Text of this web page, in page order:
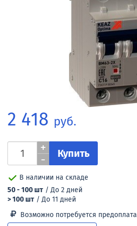
2 418 руб.
-
+ Купить
В наличии на складе
50 - 100 шт / До 2 дней
> 100 шт / До 11 дней
Возможно потребуется предоплата